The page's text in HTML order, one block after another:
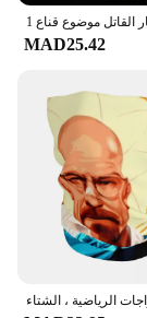
MAD25.42